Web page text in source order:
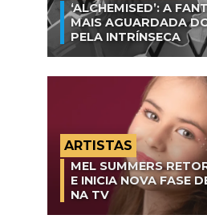
‘ALCHEMISED’: A
MAIS AGUARDADA
PELA INTRÍNSECA
ARTISTAS
MEL SUMMERS
E INICIA NOVA FASE
NA TV